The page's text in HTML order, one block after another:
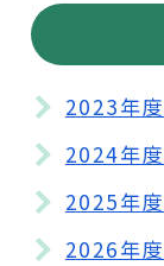
2023年度
2024年度
2025年度
2026年度